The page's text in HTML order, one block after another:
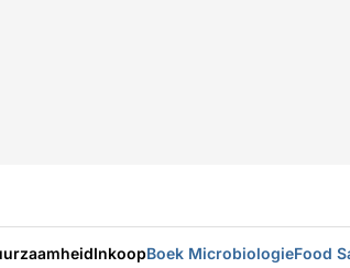
InkoopBoek MicrobiologieFood